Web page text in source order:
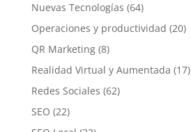
Nuevas Tecnologías (64)
Operaciones y productividad (20)
QR Marketing(8)
Realidad Virtual y Aumentada (17)
Redes Sociales (62)
SEO (22)